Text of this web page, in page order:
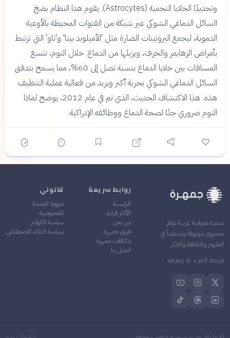
وتحديدًا الخلايا النجمية (Astrocytes). يقوم هذا النظام بضخ
السائل الدماغي الشوكي عبر شبكة من القنوات المحيطة بالأوعية
الدموية، ليجمع البروتينات الضارة مثل 'الأميلويد بيتا' و'تاو' التي ترتبط
بأمراض الزهايمر والخرف، ويزيلها من الدماغ. خلال النوم، تتسع
المسافات بين خلايا الدماغ بنسبة تصل إلى 60%، مما يسمح بتدفق
السائل الدماغي الشوكي بحرية أكبر ويزيد من فعالية عملية التنظيف
هذه. هذا الاكتشاف الحديث، الذي تم في عام 2012، يوضح لماذا
النوم ضروري جدًا لصحة الدماغ ووظائفه الإدراكية.
منصة معرفية عربية توفر
محتوى موثوقاً ومنظماً في
العلوم والثقافة والفكر
قيمة المرء ما يعرفه
روابط سريعة
الرئيسية
الأكثر قراءة
من نحن
فريق جمهرة
مكافآت جمهرة
اتصل بنا
قانوني
شروط الخدمة
الخصوصية
سياسة الكوكيز
سياسة الذكاء الاصطناعي